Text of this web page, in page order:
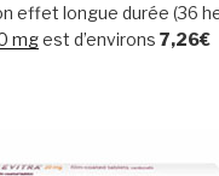
effet longue durée (36
mgest d’environs 7,26€